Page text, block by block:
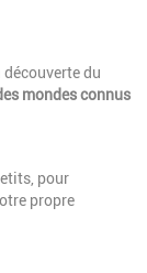
du
mondes connus
pour
propre